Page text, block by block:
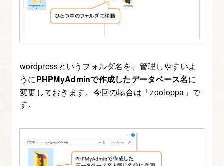
wordpressというフォルダ名を、管理しやすいよ
うにPHPMyAdminで作成したデータベース名に
変更しておきます。今回の場合は「zooloppa」で
す。